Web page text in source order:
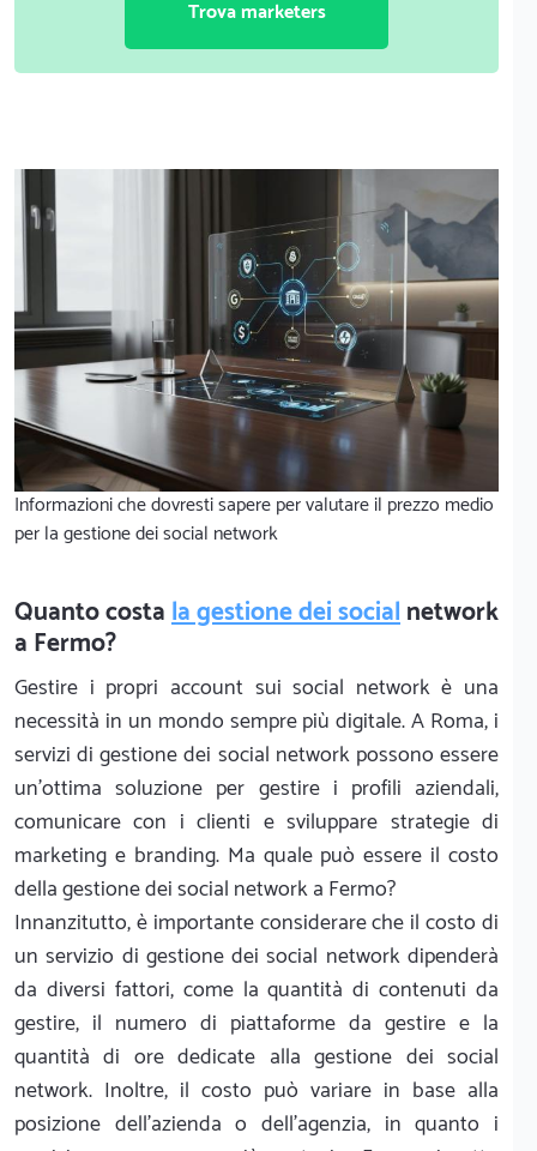
Trova marketers
Informazioni che dovresti sapere per valutare il prezzo medio
per la gestione dei social network
Quanto costala gestione dei socialnetwork
a Fermo?
Gestire i propri account sui social network è una
necessità in un mondo sempre più digitale. A Roma, i
servizi di gestione dei social network possono essere
un'ottima soluzione per gestire i profili aziendali,
comunicare con i clienti e sviluppare strategie di
marketing e branding. Ma quale può essere il costo
della gestione dei social network a Fermo?
Innanzitutto, è importante considerare che il costo di
un servizio di gestione dei social network dipenderà
da diversi fattori, come la quantità di contenuti da
gestire, il numero di piattaforme da gestire e la
quantità di ore dedicate alla gestione dei social
network. Inoltre, il costo può variare in base alla
posizione dell'azienda o dell'agenzia, in quanto i